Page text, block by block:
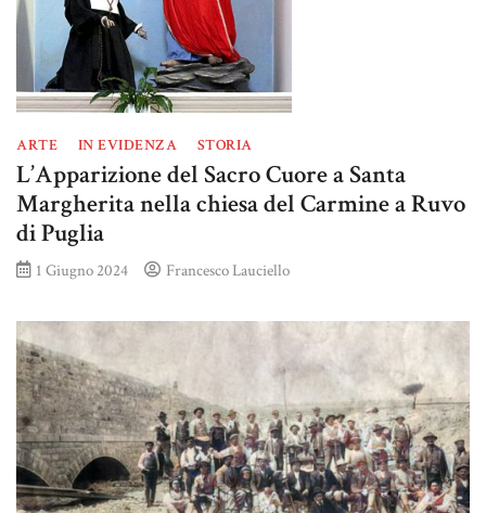
ARTE IN EVIDENZA STORIA
L’Apparizione del Sacro Cuore a Santa
Margherita nella chiesa del Carmine a Ruvo
di Puglia
1 Giugno 2024 Francesco Lauciello